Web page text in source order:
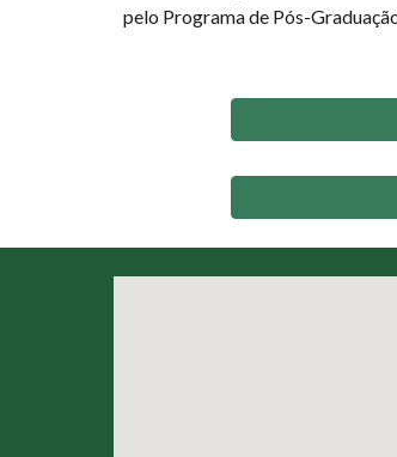
pelo Programa de Pós-